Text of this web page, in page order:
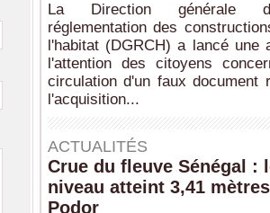
La Direction générale
réglementation des
l'habitat (DGRCH) a lancé une
l'attention des citoyens
circulation d'un faux document
l'acquisition...
ACTUALITÉS
Crue du fleuve Sénégal :
niveau atteint 3,41
Podor